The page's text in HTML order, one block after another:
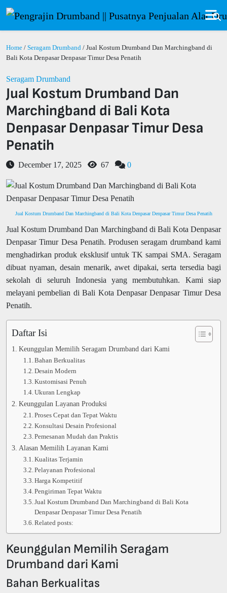
Home / Seragam Drumband / Jual Kostum Drumband Dan Marchingband di
Bali Kota Denpasar Denpasar Timur Desa Penatih
Seragam Drumband
Jual Kostum Drumband Dan
Marchingband di Bali Kota
Denpasar Denpasar Timur Desa
Penatih
December 17, 2025 67 0
Jual Kostum Drumband Dan Marchingband di Bali Kota Denpasar Denpasar Timur Desa Penatih
Jual Kostum Drumband Dan Marchingband di Bali Kota Denpasar
Denpasar Timur Desa Penatih. Produsen seragam drumband kami
menghadirkan produk eksklusif untuk TK sampai SMA. Seragam
dibuat nyaman, desain menarik, awet dipakai, serta tersedia bagi
sekolah di seluruh Indonesia yang membutuhkan. Kami siap
melayani pembelian di Bali Kota Denpasar Denpasar Timur Desa
Penatih.
Daftar Isi
Keunggulan Memilih Seragam Drumband dari Kami
Bahan Berkualitas
Desain Modern
Kustomisasi Penuh
Ukuran Lengkap
Keunggulan Layanan Produksi
Proses Cepat dan Tepat Waktu
Konsultasi Desain Profesional
Pemesanan Mudah dan Praktis
Alasan Memilih Layanan Kami
Kualitas Terjamin
Pelayanan Profesional
Harga Kompetitif
Pengiriman Tepat Waktu
Jual Kostum Drumband Dan Marchingband di Bali Kota
Denpasar Denpasar Timur Desa Penatih
Related posts:
Keunggulan Memilih Seragam
Drumband dari Kami
Bahan Berkualitas